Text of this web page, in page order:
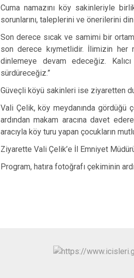
Cuma namazını köy sakinleriyle
sorunlarını, taleplerini ve önerilerini
Son derece sıcak ve samimi bir
son derece kıymetlidir. İlimizin her
dinlemeye devam edeceğiz.
sürdüreceğiz.”
Güveçli köyü sakinleri ise ziyaretten
Vali Çelik, köy meydanında gördüğü
ardından makam aracına davet
aracıyla köy turu yapan çocukların
Ziyarette Vali Çelik’e İl Emniyet
Program, hatıra fotoğrafı çekiminin